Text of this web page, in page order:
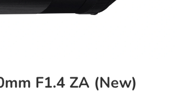
F1.4 ZA (New)